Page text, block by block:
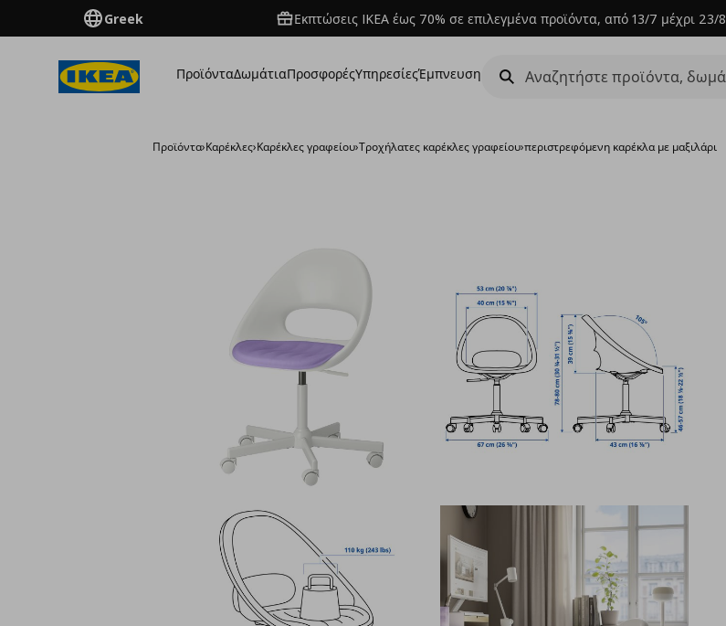
Greek Εκπτώσεις IKEA έως 70% σε επιλεγμένα προϊόντα, από 13/7 μέχρι 23/8
ΠροϊόνταΔωμάτιαΠροσφορέςΥπηρεσίεςΈμπνευση
Προϊόντα›Καρέκλες›Καρέκλες γραφείου›Τροχήλατες καρέκλες γραφείου›περιστρεφόμενη καρέκλα με μαξιλάρι